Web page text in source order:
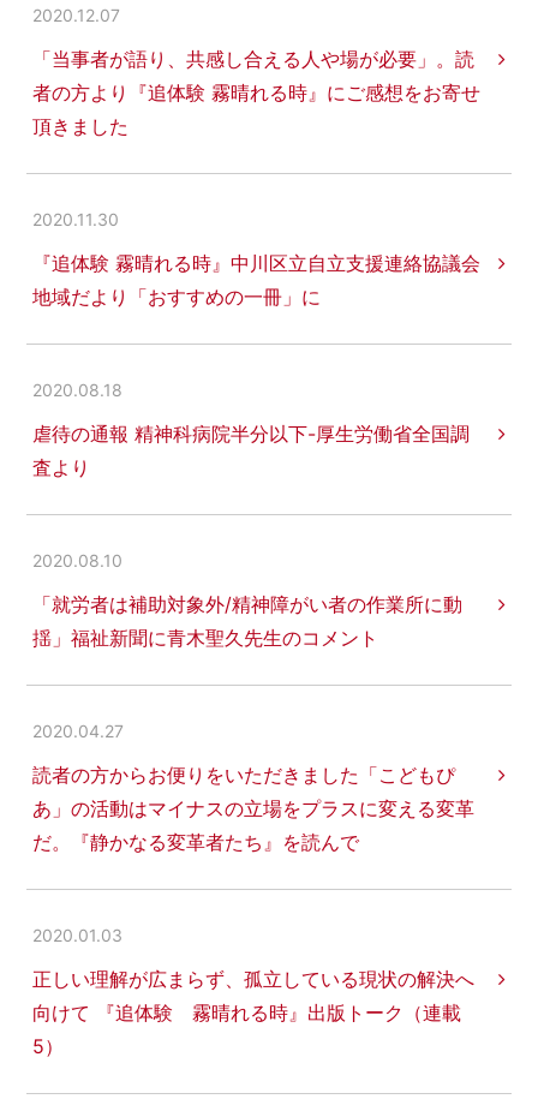
2020.12.07
「当事者が語り、共感し合える人や場が必要」。読
者の方より『追体験 霧晴れる時』にご感想をお寄せ
頂きました
2020.11.30
『追体験 霧晴れる時』中川区立自立支援連絡協議会
地域だより「おすすめの一冊」に
2020.08.18
虐待の通報 精神科病院半分以下-厚生労働省全国調
査より
2020.08.10
「就労者は補助対象外/精神障がい者の作業所に動
揺」福祉新聞に青木聖久先生のコメント
2020.04.27
読者の方からお便りをいただきました「こどもぴ
あ」の活動はマイナスの立場をプラスに変える変革
だ。『静かなる変革者たち』を読んで
2020.01.03
正しい理解が広まらず、孤立している現状の解決へ
向けて 『追体験 霧晴れる時』出版トーク（連載
5）